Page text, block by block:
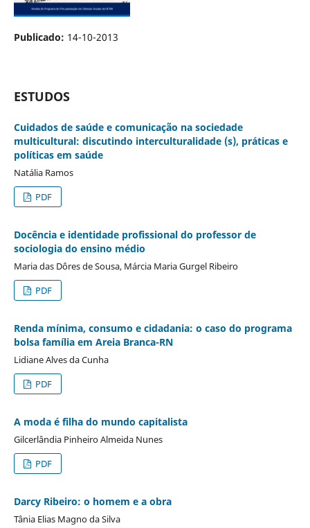
Publicado: 14-10-2013
ESTUDOS
Cuidados de saúde e comunicação na sociedade
multicultural: discutindo interculturalidade (s), práticas e
políticas em saúde
Natália Ramos
PDF
Docência e identidade profissional do professor de
sociologia do ensino médio
Maria das Dôres de Sousa, Márcia Maria Gurgel Ribeiro
PDF
Renda mínima, consumo e cidadania: o caso do programa
bolsa família em Areia Branca-RN
Lidiane Alves da Cunha
PDF
A moda é filha do mundo capitalista
Gilcerlândia Pinheiro Almeida Nunes
PDF
Darcy Ribeiro: o homem e a obra
Tânia Elias Magno da Silva